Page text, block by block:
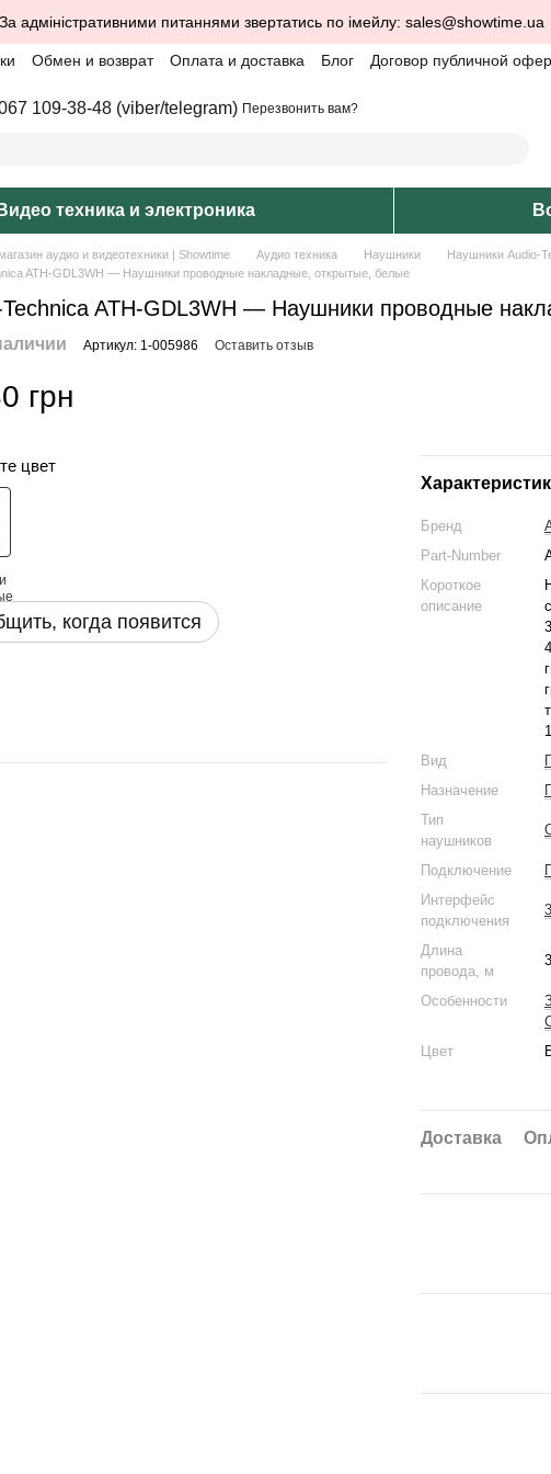
адміністративними питаннями звертатись по імейлу: sales@showtime.ua
Обмен и возврат Оплата и доставка Блог Договор публичной
109-38-48 (viber/telegram) Перезвонить вам?
Видео техника и электроника
аудио и видеотехники | Showtime Аудио техника Наушники
Наушники Audio-
ATH-GDL3WH — Наушники проводные накладные, открытые, белые
Technica ATH-GDL3WH — Наушники проводные
Артикул: 1-005986 Оставить отзыв
грн
цвет
когда появится
Бренд
Part-Number
Короткое
описание
Вид
Назначение
Тип
наушников
Подключение
Интерфейс
подключения
Длина
провода, м
Особенности
Цвет
Доставка